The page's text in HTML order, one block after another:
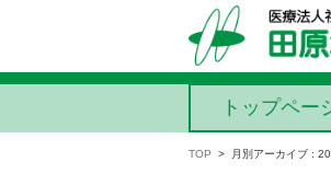
コンテンツに移動
トップペー
TOP > 月別アーカイブ :